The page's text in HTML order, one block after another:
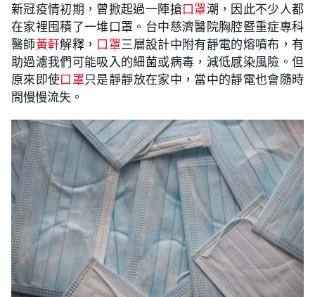
新冠疫情初期，曾掀起過一陣搶口罩潮，因此不少人都
在家裡囤積了一堆口罩。台中慈濟醫院胸腔暨重症專科
醫師黃軒解釋， 口罩三層設計中附有靜電的熔噴布，有
助過濾我們可能吸入的細菌或病毒，減低感染風險。但
原來即使口罩只是靜靜放在家中，當中的靜電也會隨時
間慢慢流失。